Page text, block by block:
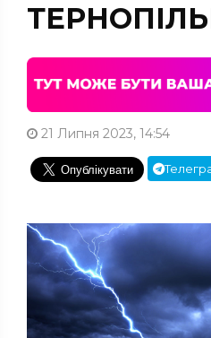
21 Липня 2023, 14:54